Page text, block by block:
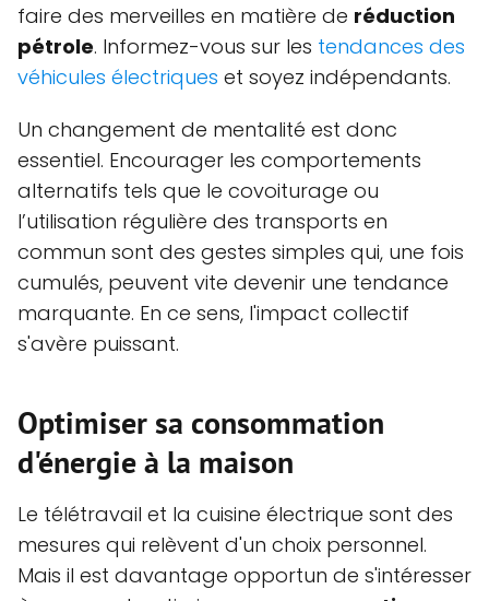
faire des merveilles en matière de réduction
pétrole. Informez-vous sur les tendances des
véhicules électriques et soyez indépendants.
Un changement de mentalité est donc
essentiel. Encourager les comportements
alternatifs tels que le covoiturage ou
l’utilisation régulière des transports en
commun sont des gestes simples qui, une fois
cumulés, peuvent vite devenir une tendance
marquante. En ce sens, l'impact collectif
s'avère puissant.
Optimiser sa consommation
d'énergie à la maison
Le télétravail et la cuisine électrique sont des
mesures qui relèvent d'un choix personnel.
Mais il est davantage opportun de s'intéresser